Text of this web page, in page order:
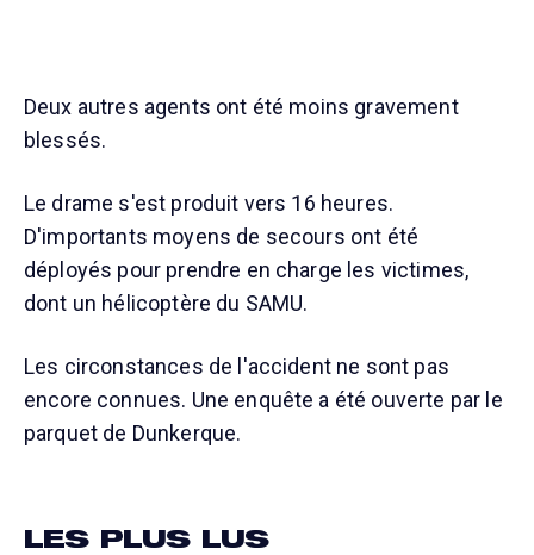
Deux autres agents ont été moins gravement
blessés.
Le drame s'est produit vers 16 heures.
D'importants moyens de secours ont été
déployés pour prendre en charge les victimes,
dont un hélicoptère du SAMU.
Les circonstances de l'accident ne sont pas
encore connues. Une enquête a été ouverte par le
parquet de Dunkerque.
LES PLUS LUS